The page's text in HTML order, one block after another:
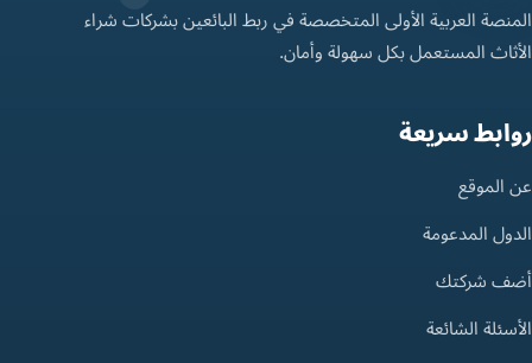
المنصة العربية الأولى المتخصصة في ربط البائعين بشركات شراء
الأثاث المستعمل بكل سهولة وأمان.
روابط سريعة
عن الموقع
الدول المدعومة
أضف شركتك
الأسئلة الشائعة